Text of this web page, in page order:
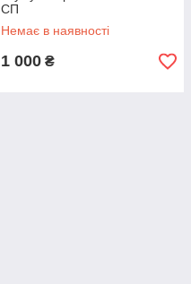
СП
Немає в наявності
1 000 ₴